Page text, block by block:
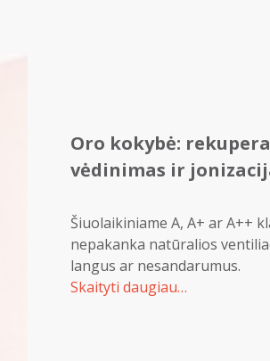
Oro kokybė:
vėdinimas ir
Šiuolaikiniame A, A+ ar A++
nepakanka natūralios
langus ar nesandarumus.
Skaityti daugiau…